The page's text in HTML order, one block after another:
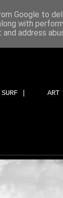
SURF |
Google to
with
address